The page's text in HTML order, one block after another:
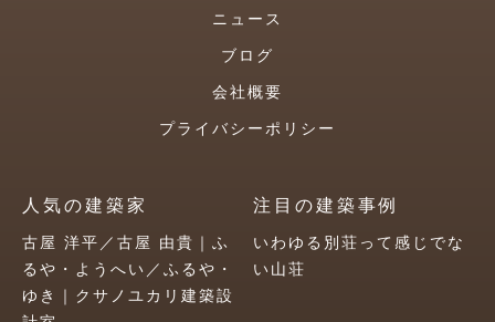
ニュース
ブログ
会社概要
プライバシーポリシー
人気の建築家
古屋 洋平／古屋 由貴｜ふ
るや・ようへい／ふるや・
ゆき｜クサノユカリ建築設
注目の建築事例
いわゆる別荘って感じでな
い山荘